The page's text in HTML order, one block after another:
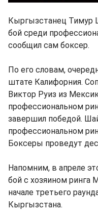
Кыргызстанец Тимур
бой среди
сообщил сам боксер.
По его словам,
штате Калифорния.
Виктор Руиз из
профессиональном
завершил победой.
профессиональном
Боксеры проведут
Напомним, в апреле
бой с хозяином ринга
начале третьего
Кыргызстана.